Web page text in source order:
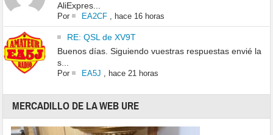
AliExpres...
Por EA2CF, hace 16 horas
RE: QSL de XV9T
Buenos días. Siguiendo vuestras respuestas envié la
s...
Por EA5J , hace 21 horas
MERCADILLO DE LA WEB URE